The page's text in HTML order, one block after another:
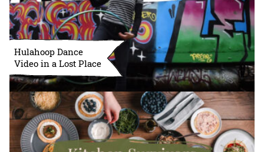
Hulahoop Dance
Video in a Lost Place